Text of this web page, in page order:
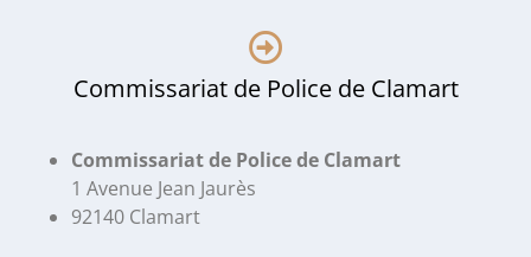
Commissariat de Police de Clamart
Commissariat de Police de Clamart
1 Avenue Jean Jaurès
92140 Clamart